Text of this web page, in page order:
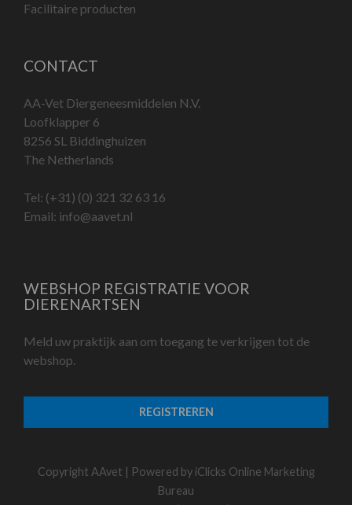
Facilitaire producten
CONTACT
AA-Vet Diergeneesmiddelen N.V.
Loofklapper 6
8256 SL Biddinghuizen
The Netherlands
Tel: (+31) (0) 321 32 63 16
Email: info@aavet.nl
WEBSHOP REGISTRATIE VOOR
DIERENARTSEN
Meld uw praktijk aan om toegang te verkrijgen tot de
webshop.
REGISTREREN
Copyright AAvet | Powered by iClicks Online Marketing
Bureau